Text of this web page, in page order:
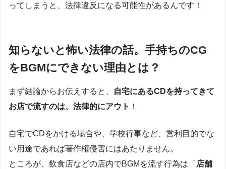
ってしまうと、法律違反になる可能性があるんです！
知らないと怖い法律の話。手持ちのCG
をBGMにできない理由とは？
まず結論からお伝えすると、
自宅にあるCDを持ってきて
お店で流すのは、法律的にアウト ！
自宅でCDをかける場合や、学校行事など、営利目的でな
い用途であれば著作権侵害にはあたりません。
ところが、飲食店などの店内でBGMを流す行為は「 店舗